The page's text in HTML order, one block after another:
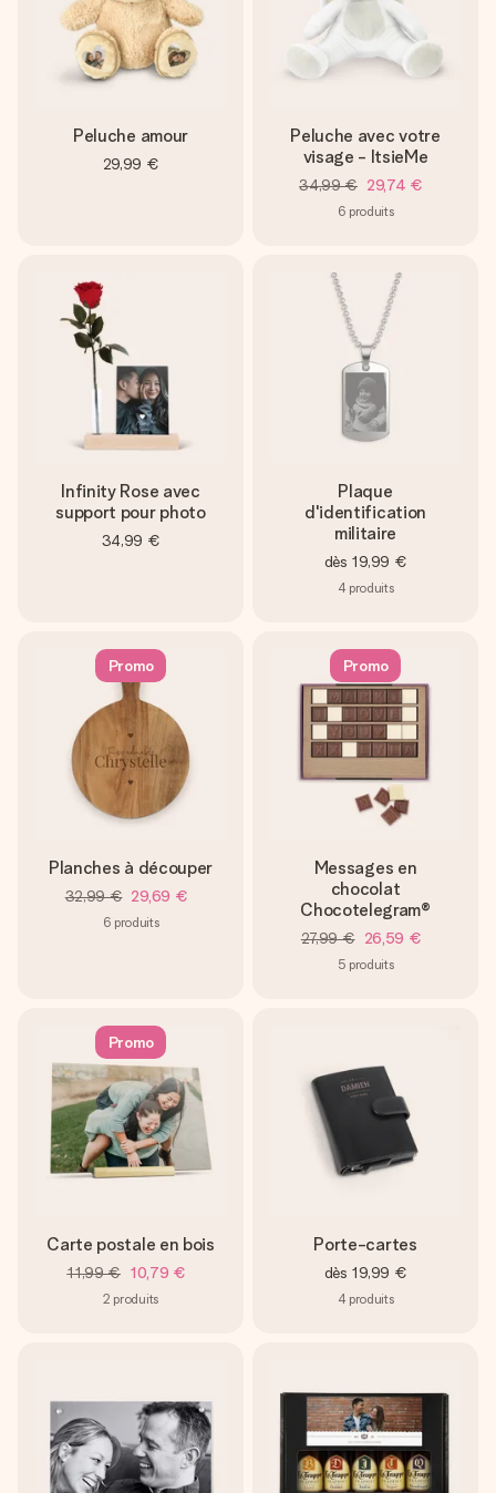
Peluche amour
29,99 €
Peluche avec votre
visage - ItsieMe
34,99 € 29,74 €
6 produits
Infinity Rose avec
support pour photo
34,99 €
Plaque
d'identification
militaire
dès 19,99 €
4 produits
Promo
Planches à découper
32,99 € 29,69 €
6 produits
Promo
Messages en
chocolat
Chocotelegram®
27,99 € 26,59 €
5 produits
Promo
Carte postale en bois
11,99 € 10,79 €
2 produits
Porte-cartes
dès 19,99 €
4 produits